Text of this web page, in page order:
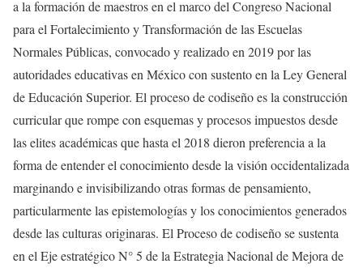
a la formación de maestros en el marco del Congreso Nacional
para el Fortalecimiento y Transformación de las Escuelas
Normales Públicas, convocado y realizado en 2019 por las
autoridades educativas en México con sustento en la Ley General
de Educación Superior. El proceso de codiseño es la construcción
curricular que rompe con esquemas y procesos impuestos desde
las elites académicas que hasta el 2018 dieron preferencia a la
forma de entender el conocimiento desde la visión occidentalizada
marginando e invisibilizando otras formas de pensamiento,
particularmente las epistemologías y los conocimientos generados
desde las culturas originaras. El Proceso de codiseño se sustenta
en el Eje estratégico N° 5 de la Estrategia Nacional de Mejora de